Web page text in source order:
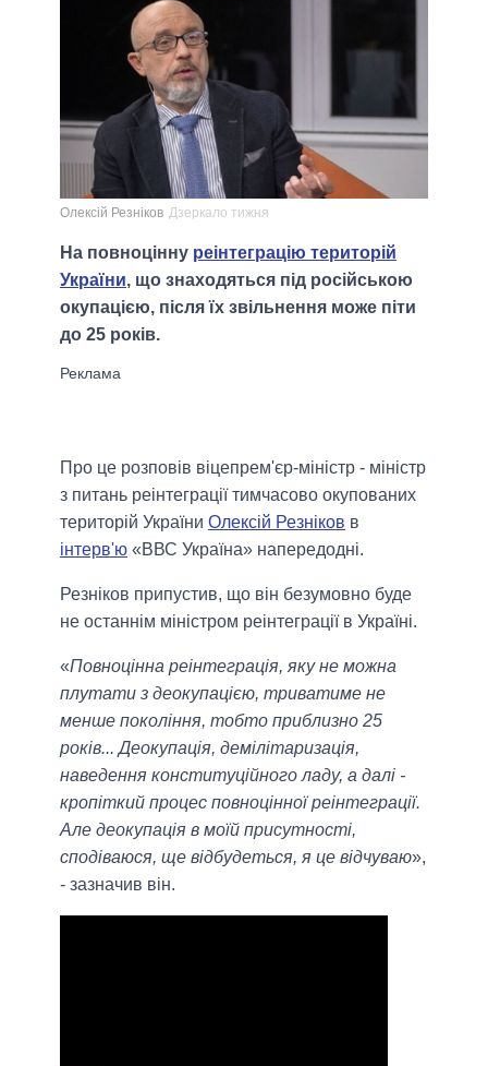
Олексій Резніков Дзеркало тижня
На повноцінну реінтеграцію територій
України, що знаходяться під російською
окупацією, після їх звільнення може піти
до 25 років.
Про це розповів віцепрем'єр-міністр - міністр
з питань реінтеграції тимчасово окупованих
територій України Олексій Резніков в
інтерв'ю «ВВС Україна» напередодні.
Резніков припустив, що він безумовно буде
не останнім міністром реінтеграції в Україні.
«Повноцінна реінтеграція, яку не можна
плутати з деокупацією, триватиме не
менше покоління, тобто приблизно 25
років... Деокупація, демілітаризація,
наведення конституційного ладу, а далі -
кропіткий процес повноцінної реінтеграції.
Але деокупація в моїй присутності,
сподіваюся, ще відбудеться, я це відчуваю»,
- зазначив він.